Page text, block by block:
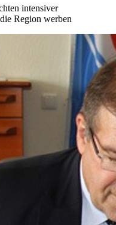
intensiver
Region werben